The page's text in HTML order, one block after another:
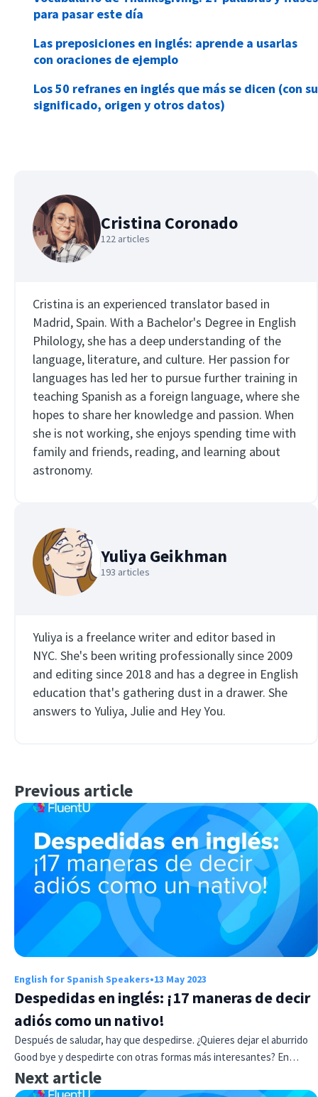
para pasar este día
Las preposiciones en inglés: aprende a usarlas
con oraciones de ejemplo
Los 50 refranes en inglés que más se dicen (con su
significado, origen y otros datos)
Cristina Coronado
122 articles
Cristina is an experienced translator based in
Madrid, Spain. With a Bachelor's Degree in English
Philology, she has a deep understanding of the
language, literature, and culture. Her passion for
languages has led her to pursue further training in
teaching Spanish as a foreign language, where she
hopes to share her knowledge and passion. When
she is not working, she enjoys spending time with
family and friends, reading, and learning about
astronomy.
Yuliya Geikhman
193 articles
Yuliya is a freelance writer and editor based in
NYC. She's been writing professionally since 2009
and editing since 2018 and has a degree in English
education that's gathering dust in a drawer. She
answers to Yuliya, Julie and Hey You.
Previous article
English for Spanish Speakers•13 May 2023
Despedidas en inglés: ¡17 maneras de decir
adiós como un nativo!
Después de saludar, hay que despedirse. ¿Quieres dejar el aburrido
Good bye y despedirte con otras formas más interesantes? En…
Next article